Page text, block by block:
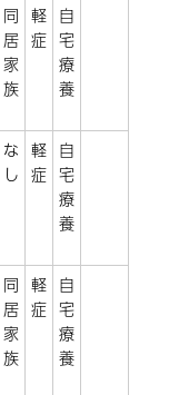
同
居
家
族
軽
症
自
宅
療
養
な
し
軽
症
自
宅
療
養
同
居
家
族
軽
症
自
宅
療
養